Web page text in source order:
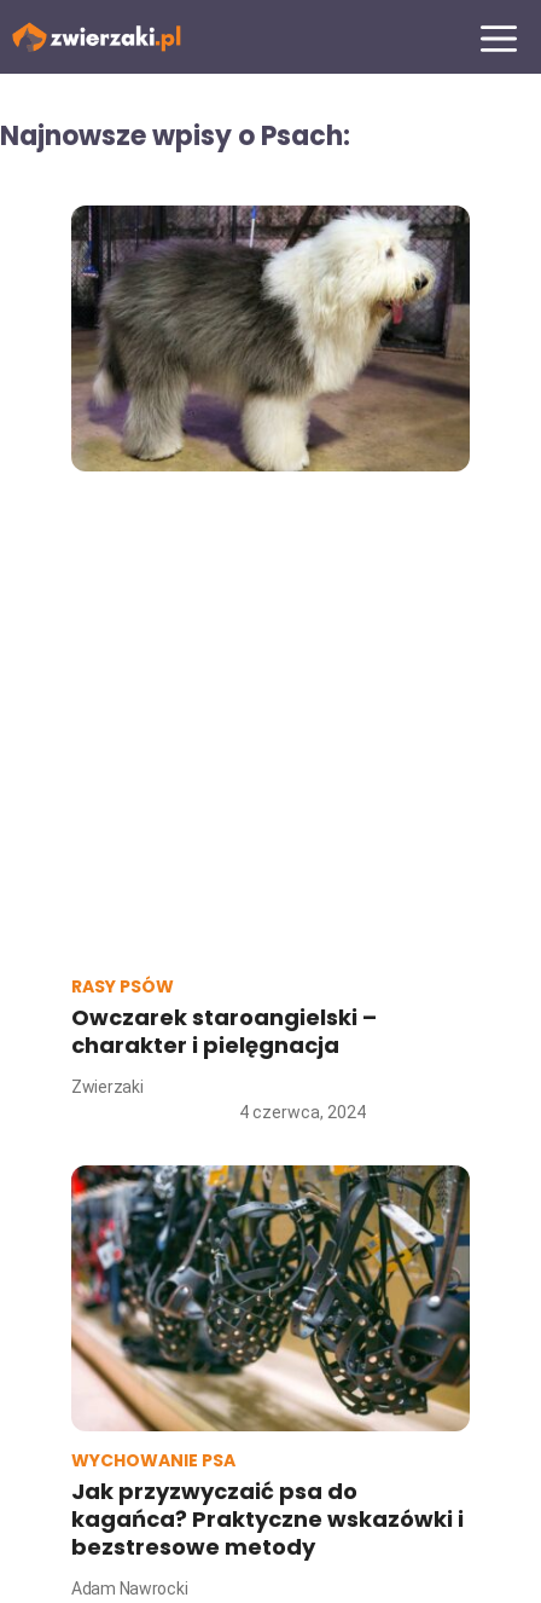
Przejdź
MENU
Najnowsze wpisy o Psach:
RASY PSÓW
Owczarek staroangielski –
charakter i pielęgnacja
Zwierzaki
4 czerwca, 2024
WYCHOWANIE PSA
Jak przyzwyczaić psa do
kagańca? Praktyczne wskazówki i
bezstresowe metody
Adam Nawrocki